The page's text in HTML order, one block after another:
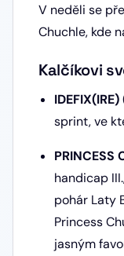
V neděli se
Chuchle, kde
Kalčíkovi
IDEFIX(IRE)
sprint, ve
PRINCESS
handicap
pohár Laty
Princess
jasným